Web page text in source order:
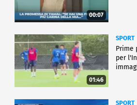
00:07
01:46
SPORT
Prime
per
SPORT